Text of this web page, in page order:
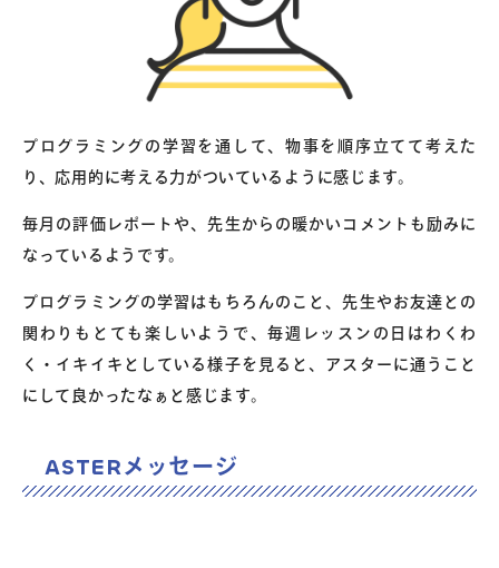
プログラミングの学習を通して、物事を順序立てて考えた
り、応用的に考える力がついているように感じます。
毎月の評価レポートや、先生からの暖かいコメントも励みに
なっているようです。
プログラミングの学習はもちろんのこと、先生やお友達との
関わりもとても楽しいようで、毎週レッスンの日はわくわ
く・イキイキとしている様子を見ると、アスターに通うこと
にして良かったなぁと感じます。
ASTERメッセージ